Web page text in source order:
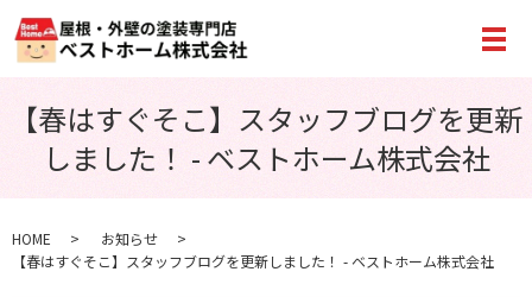
メ
【春はすぐそこ】スタッフブログを更新
しました！ - ベストホーム株式会社
HOME
お知らせ
【春はすぐそこ】スタッフブログを更新しました！ - ベストホーム株式会社